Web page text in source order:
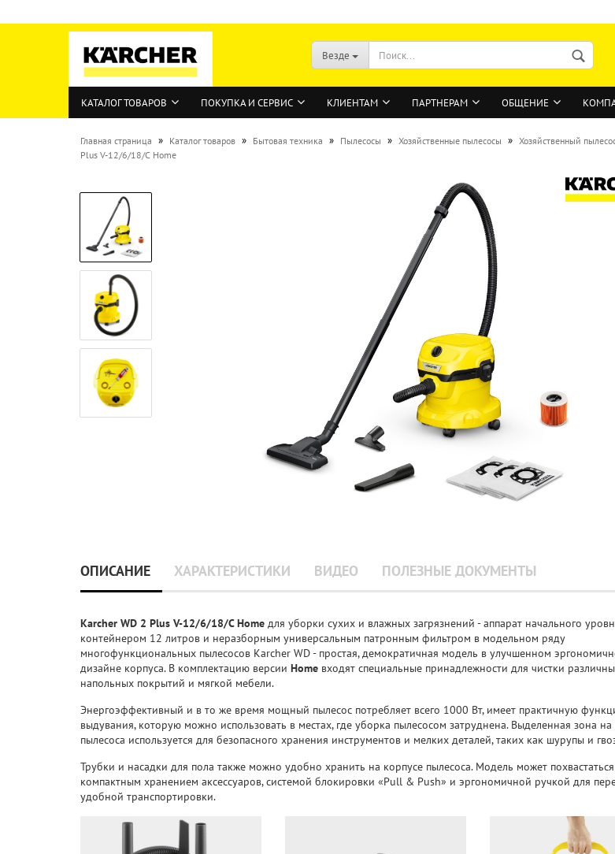
Везде
КАТАЛОГ ТОВАРОВ ПОКУПКА И СЕРВИС КЛИЕНТАМ ПАРТНЕРАМ ОБЩЕНИЕ
Главная страница » Каталог товаров » Бытовая техника » Пылесосы » Хозяйственные пылесосы » Хозяйственный
Plus V-12/6/18/C Home
ОПИСАНИЕ ХАРАКТЕРИСТИКИ ВИДЕО ПОЛЕЗНЫЕ ДОКУМЕНТЫ
Karcher WD 2 Plus V-12/6/18/C Home для уборки сухих и влажных загрязнений - аппарат начального
контейнером 12 литров и неразборным универсальным патронным фильтром в модельном ряду
многофункциональных пылесосов Karcher WD - простая, демократичная модель в улучшенном
дизайне корпуса. В комплектацию версии Home входят специальные принадлежности для чистки
напольных покрытий и мягкой мебели.
Энергоэффективный и в то же время мощный пылесос потребляет всего 1000 Вт, имеет практичную
выдувания, которую можно использовать в местах, где уборка пылесосом затруднена. Выделенная зона
пылесоса используется для безопасного хранения инструментов и мелких деталей, таких как шурупы и
Трубки и насадки для пола также можно удобно хранить на корпусе пылесоса. Модель может похвастаться
компактным хранением аксессуаров, системой блокировки «Pull & Push» и эргономичной ручкой для
удобной транспортировки.